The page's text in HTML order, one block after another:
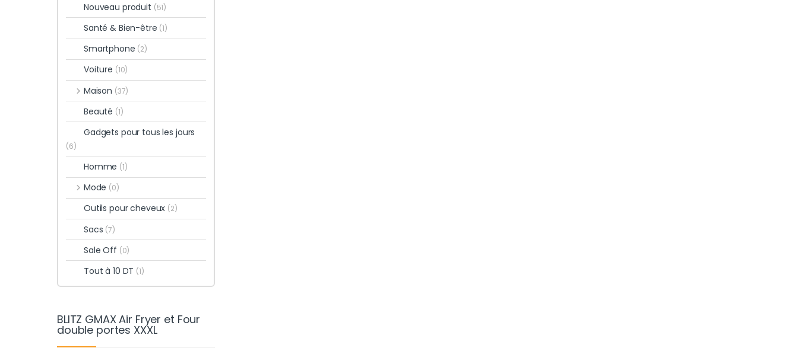
Nouveau produit (51)
Santé & Bien-être (1)
Smartphone (2)
Voiture (10)
Maison (37)
Beauté (1)
Gadgets pour tous les jours
(6)
Homme (1)
Mode (0)
Outils pour cheveux (2)
Sacs (7)
Sale Off (0)
Tout à 10 DT (1)
BLITZ GMAX Air Fryer et Four
double portes XXXL